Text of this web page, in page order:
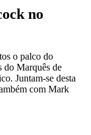
no
o palco do
do Marquês de
Juntam-se desta
com Mark